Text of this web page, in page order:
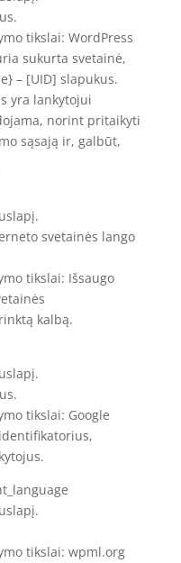
tikslai: WordPress
sukurta svetainė,
– [UID] slapukus.
yra lankytojui
norint pritaikyti
sąsają ir, galbūt,
svetainės lango
tikslai: Išsaugo
kalbą.
tikslai: Google
tikslai: wpml.org